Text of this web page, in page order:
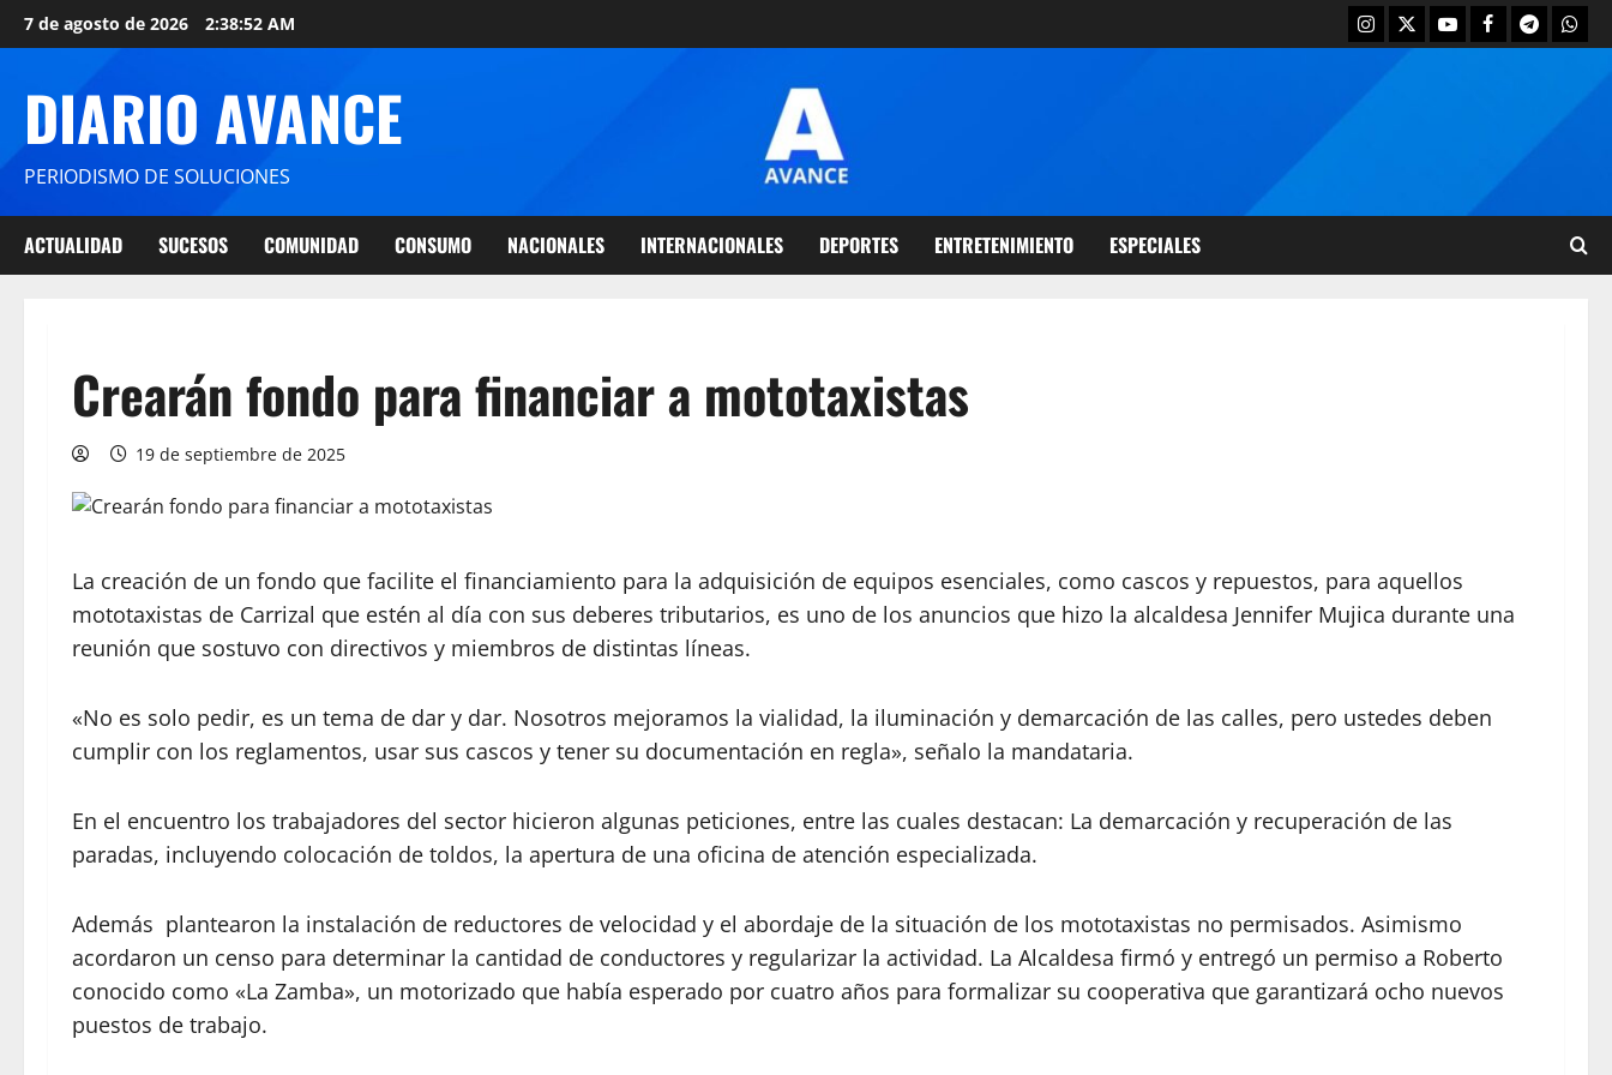
7 de agosto de 2026 2:38:53 AM
DIARIO AVANCE
PERIODISMO DE SOLUCIONES
ACTUALIDAD SUCESOS COMUNIDAD CONSUMO NACIONALES INTERNACIONALES DEPORTES ENTRETENIMIENTO ESPECIALES
Crearán fondo para financiar a mototaxistas
19 de septiembre de 2025
La creación de un fondo que facilite el financiamiento para la adquisición de equipos esenciales, como cascos y repuestos, para aquellos
mototaxistas de Carrizal que estén al día con sus deberes tributarios, es uno de los anuncios que hizo la alcaldesa Jennifer Mujica durante una
reunión que sostuvo con directivos y miembros de distintas líneas.
«No es solo pedir, es un tema de dar y dar. Nosotros mejoramos la vialidad, la iluminación y demarcación de las calles, pero ustedes deben
cumplir con los reglamentos, usar sus cascos y tener su documentación en regla», señalo la mandataria.
En el encuentro los trabajadores del sector hicieron algunas peticiones, entre las cuales destacan: La demarcación y recuperación de las
paradas, incluyendo colocación de toldos, la apertura de una oficina de atención especializada.
Además plantearon la instalación de reductores de velocidad y el abordaje de la situación de los mototaxistas no permisados. Asimismo
acordaron un censo para determinar la cantidad de conductores y regularizar la actividad. La Alcaldesa firmó y entregó un permiso a Roberto
conocido como «La Zamba», un motorizado que había esperado por cuatro años para formalizar su cooperativa que garantizará ocho nuevos
puestos de trabajo.